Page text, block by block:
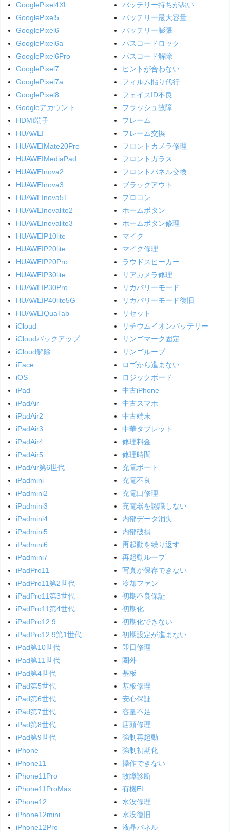
GooglePixel4XL
GooglePixel5
GooglePixel6
GooglePixel6a
GooglePixel6Pro
GooglePixel7
GooglePixel7a
GooglePixel8
Googleアカウント
HDMI端子
HUAWEI
HUAWEIMate20Pro
HUAWEIMediaPad
HUAWEInova2
HUAWEInova3
HUAWEInova5T
HUAWEInovalite2
HUAWEInovalite3
HUAWEIP10lite
HUAWEIP20lite
HUAWEIP20Pro
HUAWEIP30lite
HUAWEIP30Pro
HUAWEIP40lite5G
HUAWEIQuaTab
iCloud
iCloudバックアップ
iCloud解除
iFace
iOS
iPad
iPadAir
iPadAir2
iPadAir3
iPadAir4
iPadAir5
iPadAir第6世代
iPadmini
iPadmini2
iPadmini3
iPadmini4
iPadmini5
iPadmini6
iPadmini7
iPadPro11
iPadPro11第2世代
iPadPro11第3世代
iPadPro11第4世代
iPadPro12.9
iPadPro12.9第1世代
iPad第10世代
iPad第11世代
iPad第4世代
iPad第5世代
iPad第6世代
iPad第7世代
iPad第8世代
iPad第9世代
iPhone
iPhone11
iPhone11Pro
iPhone11ProMax
iPhone12
iPhone12mini
iPhone12Pro
バッテリー持ちが悪い
バッテリー最大容量
バッテリー膨張
パスコードロック
パスコード解除
ピントが合わない
フィルム貼り代行
フェイスID不良
フラッシュ故障
フレーム
フレーム交換
フロントカメラ修理
フロントガラス
フロントパネル交換
ブラックアウト
プロコン
ホームボタン
ホームボタン修理
マイク
マイク修理
ラウドスピーカー
リアカメラ修理
リカバリーモード
リカバリーモード復旧
リセット
リチウムイオンバッテリー
リンゴマーク固定
リンゴループ
ロゴから進まない
ロジックボード
中古iPhone
中古スマホ
中古端末
中華タブレット
修理料金
修理時間
充電ポート
充電不良
充電口修理
充電器を認識しない
内部データ消失
内部破損
再起動を繰り返す
再起動ループ
写真が保存できない
冷却ファン
初期不良保証
初期化
初期化できない
初期設定が進まない
即日修理
圏外
基板
基板修理
安心保証
容量不足
店頭修理
強制再起動
強制初期化
操作できない
故障診断
有機EL
水没修理
水没復旧
液晶パネル